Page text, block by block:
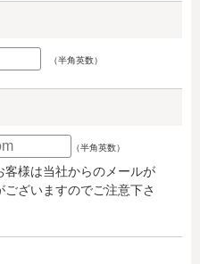
（半角英数）
（半角英数）
客様は当社からのメールが
ざいますのでご注意下さ